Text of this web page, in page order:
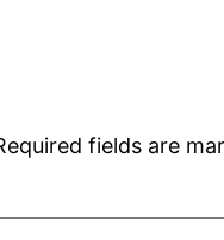
fields are